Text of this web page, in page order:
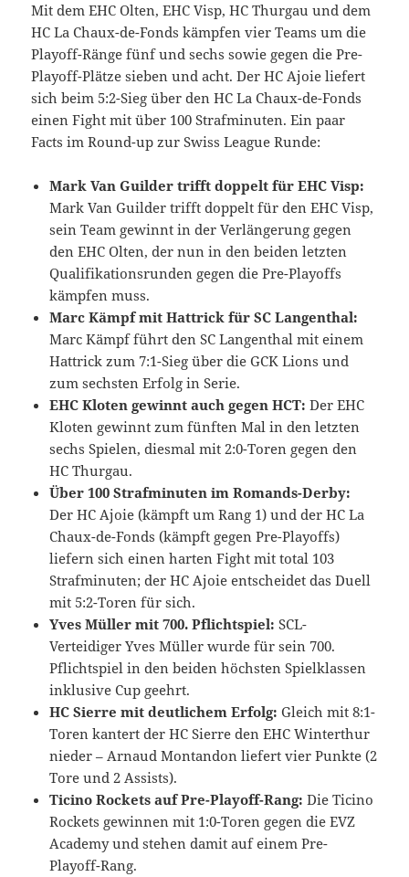
Mit dem EHC Olten, EHC Visp, HC Thurgau und dem
HC La Chaux-de-Fonds kämpfen vier Teams um die
Playoff-Ränge fünf und sechs sowie gegen die Pre-
Playoff-Plätze sieben und acht. Der HC Ajoie liefert
sich beim 5:2-Sieg über den HC La Chaux-de-Fonds
einen Fight mit über 100 Strafminuten. Ein paar
Facts im Round-up zur Swiss League Runde:
Mark Van Guilder trifft doppelt für EHC Visp:
Mark Van Guilder trifft doppelt für den EHC Visp,
sein Team gewinnt in der Verlängerung gegen
den EHC Olten, der nun in den beiden letzten
Qualifikationsrunden gegen die Pre-Playoffs
kämpfen muss.
Marc Kämpf mit Hattrick für SC Langenthal:
Marc Kämpf führt den SC Langenthal mit einem
Hattrick zum 7:1-Sieg über die GCK Lions und
zum sechsten Erfolg in Serie.
EHC Kloten gewinnt auch gegen HCT: Der EHC
Kloten gewinnt zum fünften Mal in den letzten
sechs Spielen, diesmal mit 2:0-Toren gegen den
HC Thurgau.
Über 100 Strafminuten im Romands-Derby:
Der HC Ajoie (kämpft um Rang 1) und der HC La
Chaux-de-Fonds (kämpft gegen Pre-Playoffs)
liefern sich einen harten Fight mit total 103
Strafminuten; der HC Ajoie entscheidet das Duell
mit 5:2-Toren für sich.
Yves Müller mit 700. Pflichtspiel: SCL-
Verteidiger Yves Müller wurde für sein 700.
Pflichtspiel in den beiden höchsten Spielklassen
inklusive Cup geehrt.
HC Sierre mit deutlichem Erfolg: Gleich mit 8:1-
Toren kantert der HC Sierre den EHC Winterthur
nieder – Arnaud Montandon liefert vier Punkte (2
Tore und 2 Assists).
Ticino Rockets auf Pre-Playoff-Rang:Die Ticino
Rockets gewinnen mit 1:0-Toren gegen die EVZ
Academy und stehen damit auf einem Pre-
Playoff-Rang.